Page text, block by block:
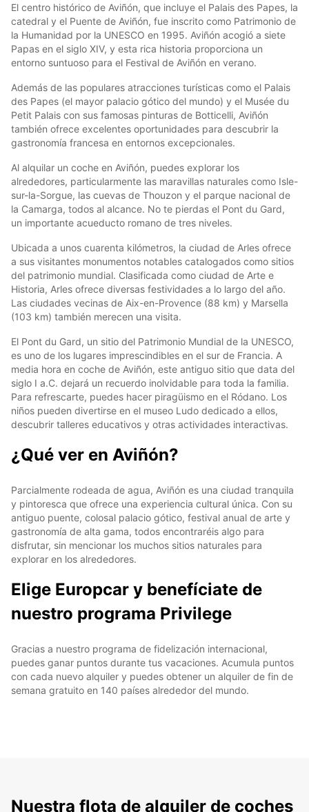
El centro histórico de Aviñón, que incluye el Palais des Papes, la
catedral y el Puente de Aviñón, fue inscrito como Patrimonio de
la Humanidad por la UNESCO en 1995. Aviñón acogió a siete
Papas en el siglo XIV, y esta rica historia proporciona un
entorno suntuoso para el Festival de Aviñón en verano.
Además de las populares atracciones turísticas como el Palais
des Papes (el mayor palacio gótico del mundo) y el Musée du
Petit Palais con sus famosas pinturas de Botticelli, Aviñón
también ofrece excelentes oportunidades para descubrir la
gastronomía francesa en entornos excepcionales.
Al alquilar un coche en Aviñón, puedes explorar los
alrededores, particularmente las maravillas naturales como Isle-
sur-la-Sorgue, las cuevas de Thouzon y el parque nacional de
la Camarga, todos al alcance. No te pierdas el Pont du Gard,
un importante acueducto romano de tres niveles.
Ubicada a unos cuarenta kilómetros, la ciudad de Arles ofrece
a sus visitantes monumentos notables catalogados como sitios
del patrimonio mundial. Clasificada como ciudad de Arte e
Historia, Arles ofrece diversas festividades a lo largo del año.
Las ciudades vecinas de Aix-en-Provence (88 km) y Marsella
(103 km) también merecen una visita.
El Pont du Gard, un sitio del Patrimonio Mundial de la UNESCO,
es uno de los lugares imprescindibles en el sur de Francia. A
media hora en coche de Aviñón, este antiguo sitio que data del
siglo I a.C. dejará un recuerdo inolvidable para toda la familia.
Para refrescarte, puedes hacer piragüismo en el Ródano. Los
niños pueden divertirse en el museo Ludo dedicado a ellos,
descubrir talleres educativos y otras actividades interactivas.
¿Qué ver en Aviñón?
Parcialmente rodeada de agua, Aviñón es una ciudad tranquila
y pintoresca que ofrece una experiencia cultural única. Con su
antiguo puente, colosal palacio gótico, festival anual de arte y
gastronomía de alta gama, todos encontraréis algo para
disfrutar, sin mencionar los muchos sitios naturales para
explorar en los alrededores.
Elige Europcar y benefíciate de
nuestro programa Privilege
Gracias a nuestro programa de fidelización internacional,
puedes ganar puntos durante tus vacaciones. Acumula puntos
con cada nuevo alquiler y puedes obtener un alquiler de fin de
semana gratuito en 140 países alrededor del mundo.
Nuestra flota de alquiler de coches